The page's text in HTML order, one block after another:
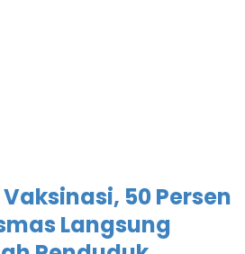
50 Persen
Langsung